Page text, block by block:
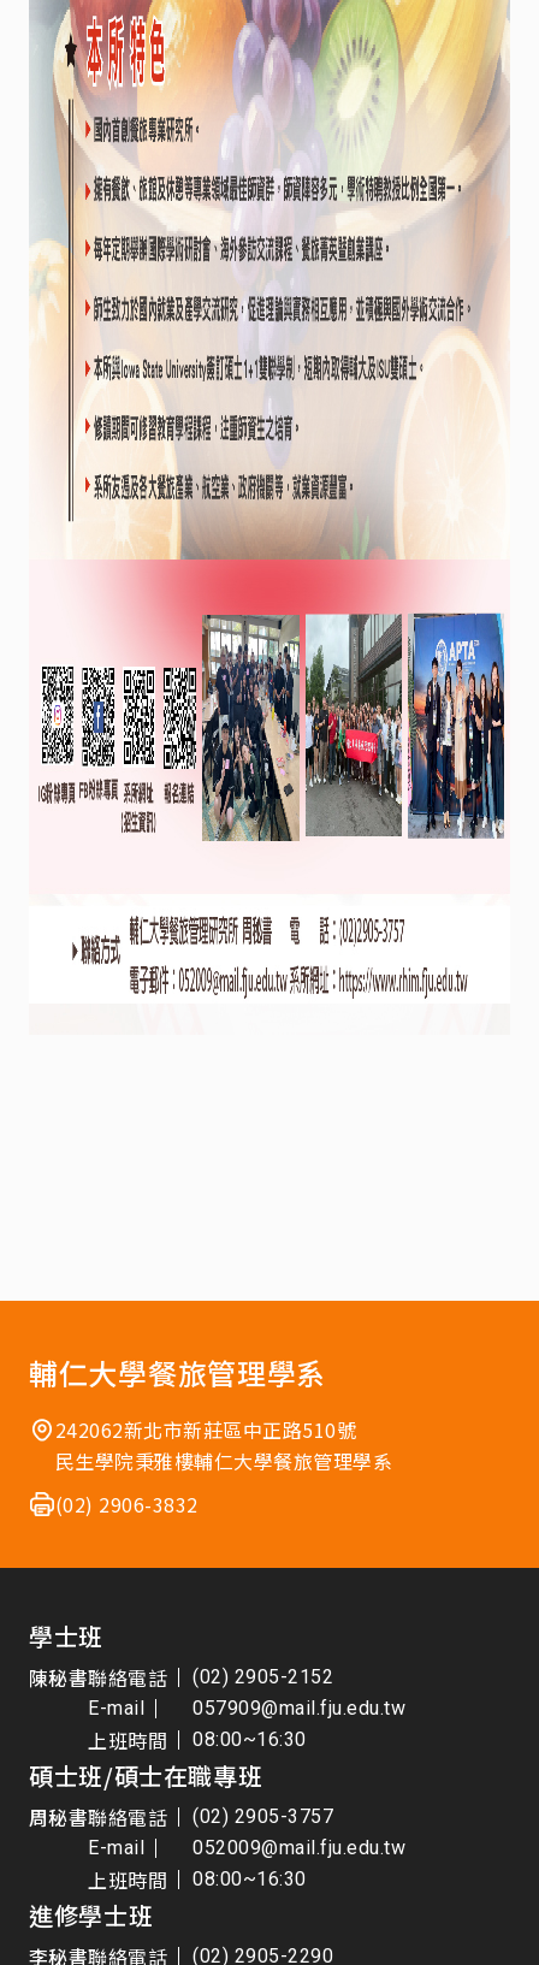
輔仁大學餐旅管理學系
242062新北市新莊區中正路510號
民生學院秉雅樓輔仁大學餐旅管理學系
(02) 2906-3832
學士班
陳秘書聯絡電話
(02) 2905-2152
E-mail
057909@mail.fju.edu.tw
上班時間 08:00~16:30
碩士班/碩士在職專班
周秘書聯絡電話
(02) 2905-3757
E-mail
052009@mail.fju.edu.tw
上班時間 08:00~16:30
進修學士班
李秘書聯絡電話 (02) 2905-2290